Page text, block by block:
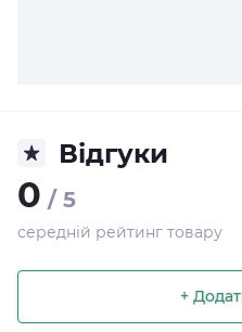
Відгуки
0 / 5
середній рейтинг товару
+